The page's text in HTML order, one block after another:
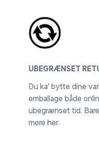
UBEGRÆNSET
Du ka' bytte dine
emballage både
ubegrænset tid.
mere her.